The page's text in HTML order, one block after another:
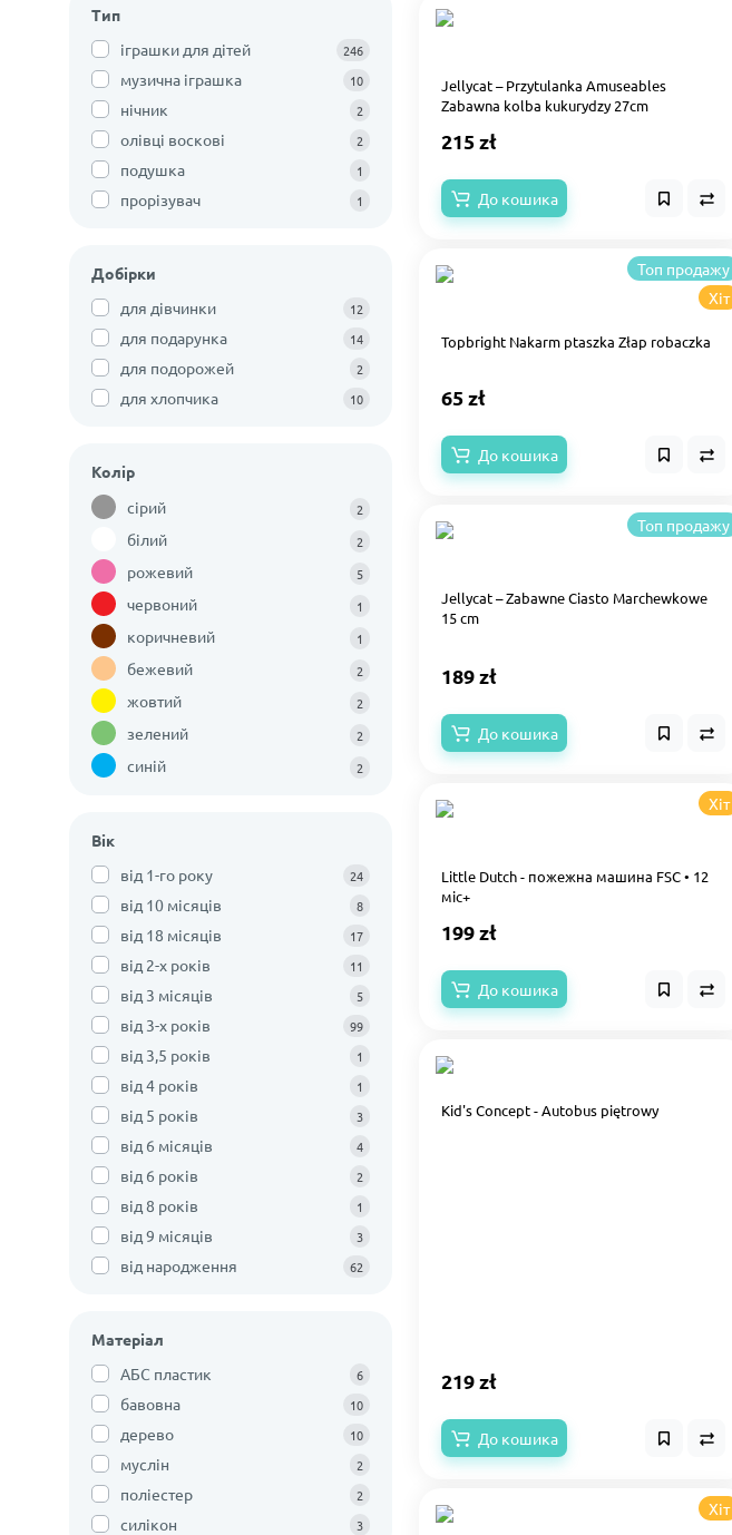
Тип
іграшки для дітей
246
музична іграшка 10
нічник 2
олівці воскові 2
подушка 1
прорізувач 1
Добірки
для дівчинки
12
для подарунка 14
для подорожей 2
для хлопчика 10
Колір
сірий
2
білий 2
рожевий 5
червоний 1
коричневий 1
бежевий 2
жовтий 2
зелений 2
синій 2
Вік
від 1-го року
24
від 10 місяців 8
від 18 місяців 17
від 2-х років 11
від 3 місяців 5
від 3-х років 99
від 3,5 років 1
від 4 років 1
від 5 років 3
від 6 місяців 4
від 6 років 2
від 8 років 1
від 9 місяців 3
від народження 62
Матеріал
АБС пластик
6
бавовна 10
дерево 10
муслін 2
поліестер 2
силікон 3
Jellycat – Przytulanka Amuseables
Zabawna kolba kukurydzy 27cm
215 zł
До кошика
Топ продажу
Хіт
Topbright Nakarm ptaszka Złap robaczka
65 zł
До кошика
Топ продажу
Jellycat – Zabawne Ciasto Marchewkowe
15 cm
189 zł
До кошика
Хіт
Little Dutch - пожежна машина FSC • 12
міс+
199 zł
До кошика
Kid's Concept - Autobus piętrowy
219 zł
До кошика
Хіт